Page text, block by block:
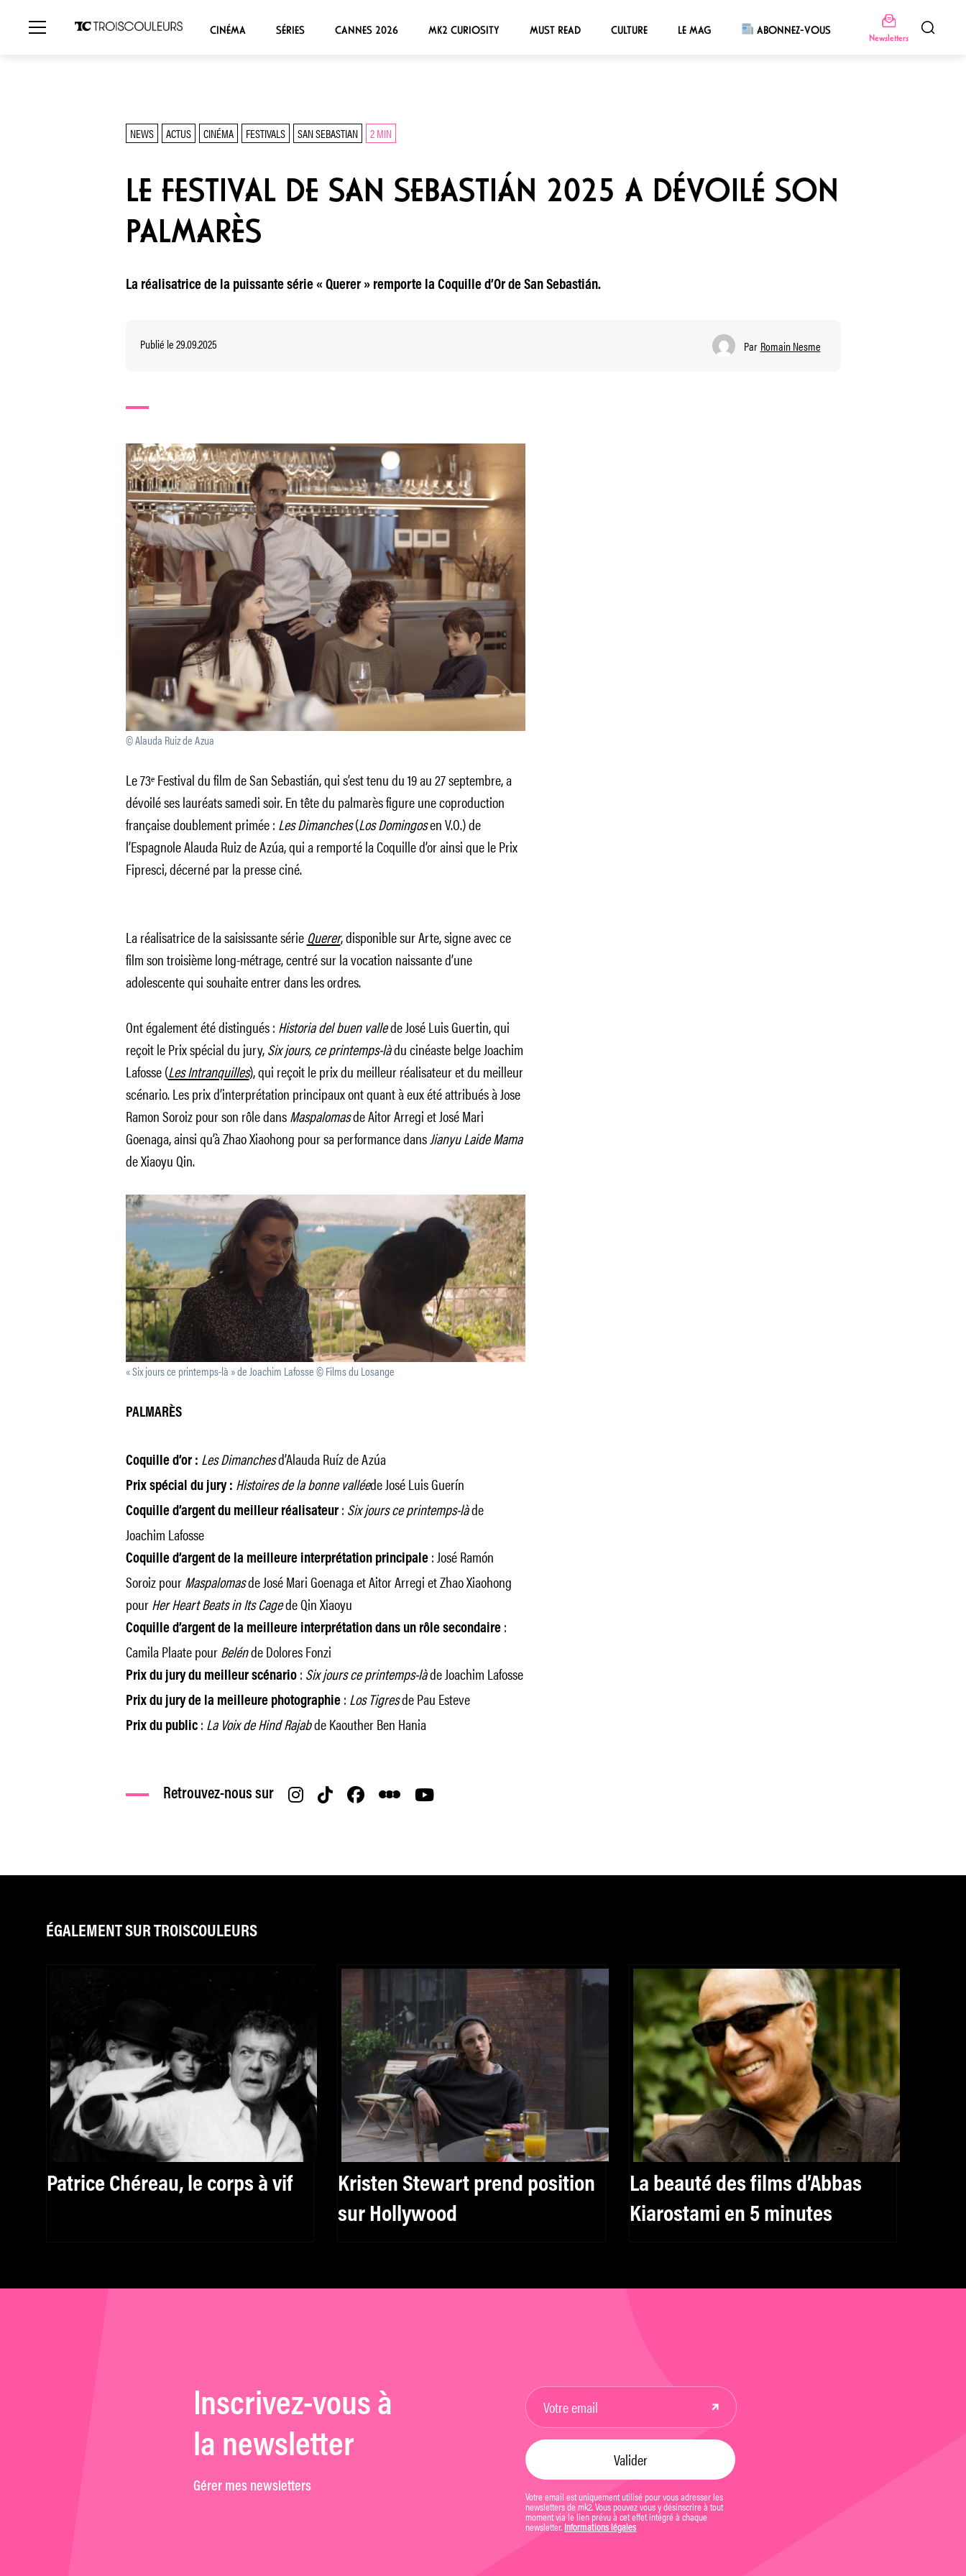
CINÉMA SÉRIES CANNES 2026 MK2 CURIOSITY MUST READ CULTURE LE MAG ABONNEZ-VOUS
Newsletters
NEWS ACTUS CINÉMA FESTIVALS SAN SEBASTIAN 2 MIN
LE FESTIVAL DE SAN SEBASTIÁN 2025 A DÉVOILÉ SON
PALMARÈS
La réalisatrice de la puissante série « Querer » remporte la Coquille d’Or de San Sebastián.
Publié le 29.09.2025 Par Romain Nesme
© Alauda Ruiz de Azua
Le 73ᵉ Festival du film de San Sebastián, qui s’est tenu du 19 au 27 septembre, a
dévoilé ses lauréats samedi soir. En tête du palmarès figure une coproduction
française doublement primée : Les Dimanches(Los Domingosen V.O.) de
l’Espagnole Alauda Ruiz de Azúa, qui a remporté la Coquille d’or ainsi que le Prix
Fipresci, décerné par la presse ciné.
La réalisatrice de la saisissante série Querer, disponible sur Arte, signe avec ce
film son troisième long-métrage, centré sur la vocation naissante d’une
adolescente qui souhaite entrer dans les ordres.
Ont également été distingués : Historia del buen vallede José Luis Guertin, qui
reçoit le Prix spécial du jury,Six jours, ce printemps-làdu cinéaste belge Joachim
Lafosse (Les Intranquilles), qui reçoit le prix du meilleur réalisateur et du meilleur
scénario. Les prix d’interprétation principaux ont quant à eux été attribués à Jose
Ramon Soroiz pour son rôle dansMaspalomasde Aitor Arregi et José Mari
Goenaga, ainsi qu’à Zhao Xiaohong pour sa performance dansJianyu Laide Mama
de Xiaoyu Qin.
« Six jours ce printemps-là » de Joachim Lafosse © Films du Losange
PALMARÈS
Coquille d’or : Les Dimanchesd’Alauda Ruíz de Azúa
Prix spécial du jury : Histoires de la bonne valléede José Luis Guerín
Coquille d’argent du meilleur réalisateur : Six jours ce printemps-làde
Joachim Lafosse
Coquille d’argent de la meilleure interprétation principale: José Ramón
Soroiz pourMaspalomasde José Mari Goenaga et Aitor Arregi et Zhao Xiaohong
pourHer Heart Beats in Its Cagede Qin Xiaoyu
Coquille d’argent de la meilleure interprétation dans un rôle secondaire:
Camila Plaate pourBelénde Dolores Fonzi
Prix du jury du meilleur scénario: Six jours ce printemps-làde Joachim Lafosse
Prix du jury de la meilleure photographie: Los Tigresde Pau Esteve
Prix du public: La Voix de Hind Rajabde Kaouther Ben Hania
Retrouvez-nous sur
ÉGALEMENT SUR TROISCOULEURS
Patrice Chéreau, le corps à vif
Kristen Stewart prend position
sur Hollywood
La beauté des films d’Abbas
Kiarostami en 5 minutes
Inscrivez-vous à
la newsletter
Gérer mes newsletters
Votre email est uniquement utilisé pour vous adresser les
newsletters de mk2. Vous pouvez vous y désinscrire à tout
moment via le lien prévu à cet effet intégré à chaque
newsletter. Informations légales